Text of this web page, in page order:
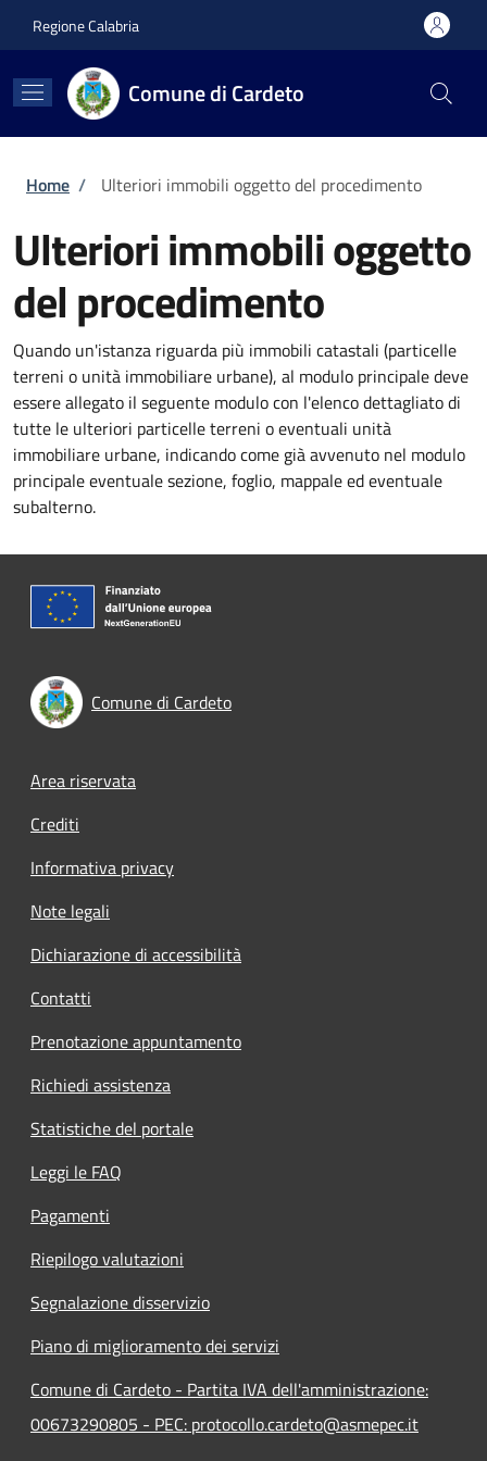
Regione Calabria
Comune di Cardeto
Briciole di pane
Home / Ulteriori immobili oggetto del procedimento
Ulteriori immobili oggetto
del procedimento
Quando un'istanza riguarda più immobili catastali (particelle
terreni o unità immobiliare urbane), al modulo principale deve
essere allegato il seguente modulo con l'elenco dettagliato di
tutte le ulteriori particelle terreni o eventuali unità
immobiliare urbane, indicando come già avvenuto nel modulo
principale eventuale sezione, foglio, mappale ed eventuale
subalterno.
Comune di Cardeto
Footer menu
Area riservata
Crediti
Informativa privacy
Note legali
Dichiarazione di accessibilità
Contatti
Prenotazione appuntamento
Richiedi assistenza
Statistiche del portale
Leggi le FAQ
Pagamenti
Riepilogo valutazioni
Segnalazione disservizio
Piano di miglioramento dei servizi
Comune di Cardeto - Partita IVA dell'amministrazione:
00673290805 - PEC: protocollo.cardeto@asmepec.it